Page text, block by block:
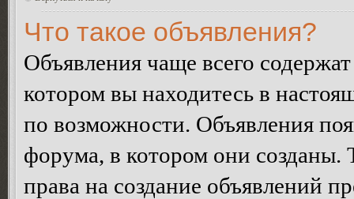
Что такое объявления?
Объявления чаще всего
котором вы находитесь в
по возможности. Объявления
форума, в котором они
права на создание объявлений